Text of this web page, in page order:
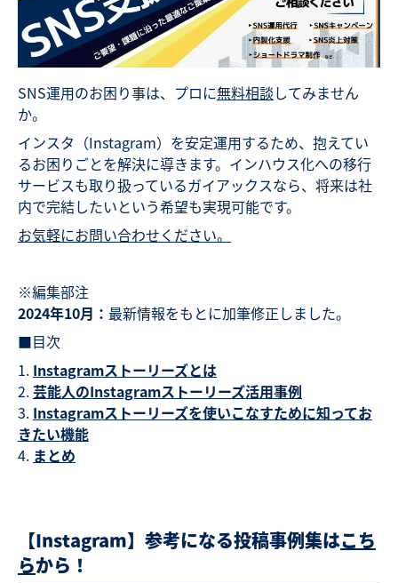
SNS運用のお困り事は、プロに無料相談してみません
か。
インスタ（Instagram）を安定運用するため、抱えてい
るお困りごとを解決に導きます。インハウス化への移行
サービスも取り扱っているガイアックスなら、将来は社
内で完結したいという希望も実現可能です。
お気軽にお問い合わせください。
※編集部注
2024年10月： 最新情報をもとに加筆修正しました。
■目次
Instagramストーリーズとは
芸能人のInstagramストーリーズ活用事例
Instagramストーリーズを使いこなすために知ってお
きたい機能
まとめ
【Instagram】参考になる投稿事例集はこち
らから！